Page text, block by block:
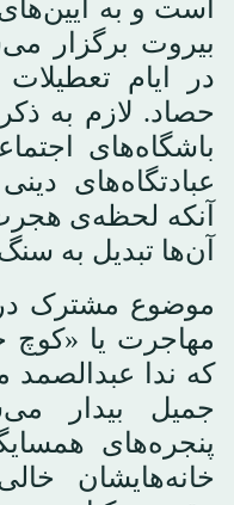
است و به
بیروت برگزار
در ایام
حصاد. لازم به
باشگاه‌های
عبادتگاه‌های
آنکه لحظه‌ی
آن‌ها تبدیل به
موضوع مشترک
مهاجرت یا
که ندا عبدالصمد
جمیل بیدار
پنجره‌های
خانه‌هایشان